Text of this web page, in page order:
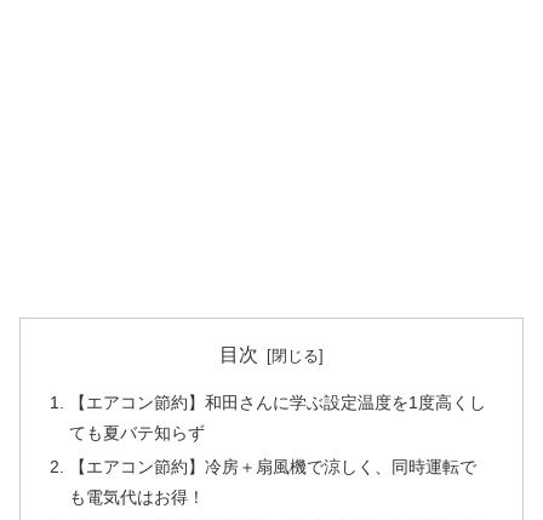
目次
【エアコン節約】和田さんに学ぶ設定温度を1度高くし
ても夏バテ知らず
【エアコン節約】冷房＋扇風機で涼しく、同時運転で
も電気代はお得！